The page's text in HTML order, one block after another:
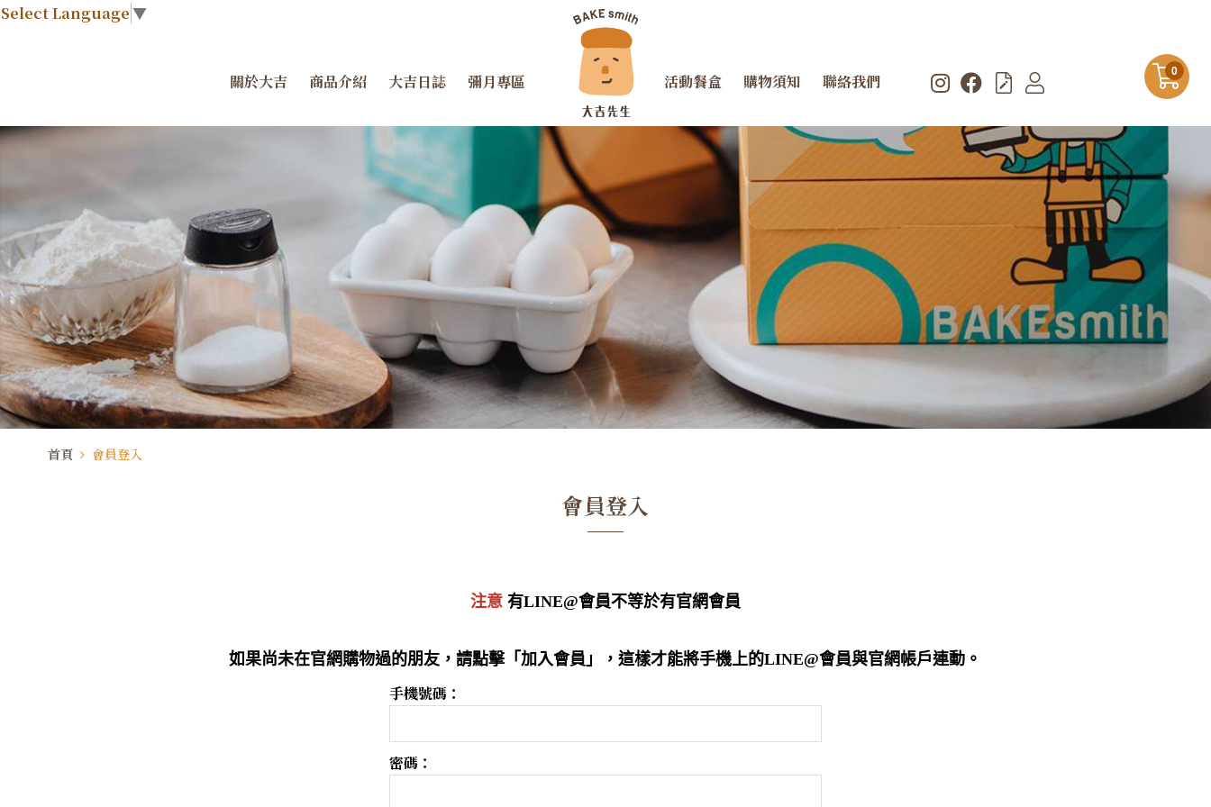
Select Language▼
關於大吉 商品介紹 大吉日誌 彌月專區 活動餐盒 購物須知 聯絡我們
首頁 會員登入
會員登入
注意有LINE@會員不等於有官網會員
如果尚未在官網購物過的朋友，請點擊「加入會員」，這樣才能將手機上的LINE@會員與官網帳戶連動。
手機號碼：
密碼：
0